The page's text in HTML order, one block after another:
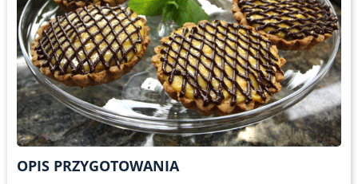
OPIS PRZYGOTOWANIA